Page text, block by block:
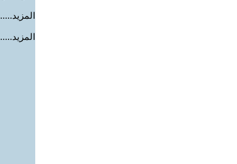
المزيد.....
المزيد.....